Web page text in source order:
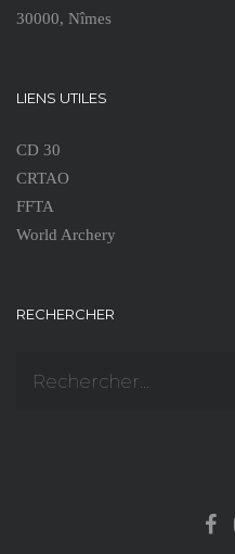
30000, Nîmes
LIENS UTILES
CD 30
CRTAO
FFTA
World Archery
RECHERCHER